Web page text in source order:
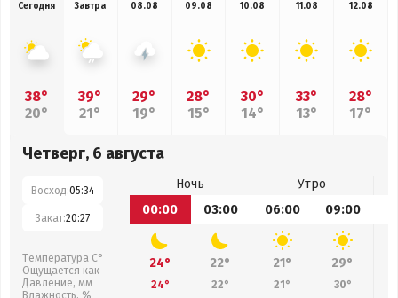
Сегодня
38°
20°
Завтра
39°
21°
08.08
29°
19°
09.08
28°
15°
10.08
30°
14°
11.08
33°
13°
12.08
28°
17°
Четверг, 6 августа
Восход:05:34
Закат:20:27
Температура С°
Ощущается как
Давление, мм
Влажность, %
Ночь
Утро
00:00
03:00 06:00 09:00
24° 22° 21° 29°
24° 22° 21° 30°